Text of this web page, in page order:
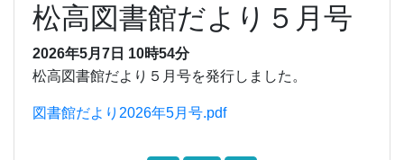
松高図書館だより５月号
2026年5月7日 10時54分
松高図書館だより５月号を発行しました。
図書館だより2026年5月号.pdf